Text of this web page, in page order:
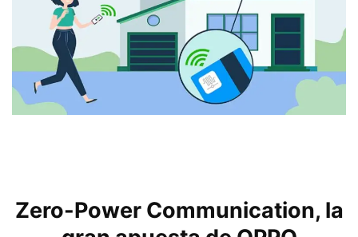
Zero-Power Communication, la